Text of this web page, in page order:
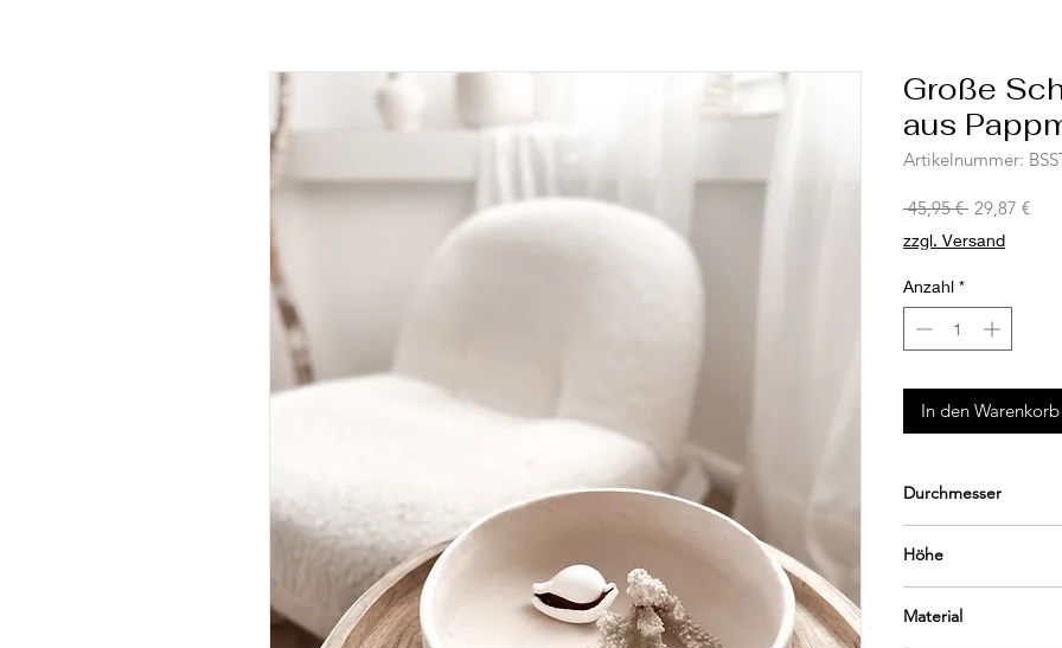
Große
aus
Artikelnummer:
45,95 € 29,87 €
zzgl. Versand
Anzahl *
In den Warenkorb
Durchmesser
Höhe
Material